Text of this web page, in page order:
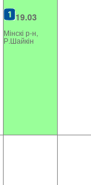
19.03
Мінскі р-н,
Р.Шайкін